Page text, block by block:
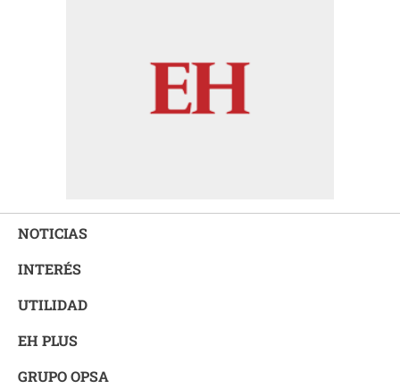
NOTICIAS
INTERÉS
UTILIDAD
EH PLUS
GRUPO OPSA